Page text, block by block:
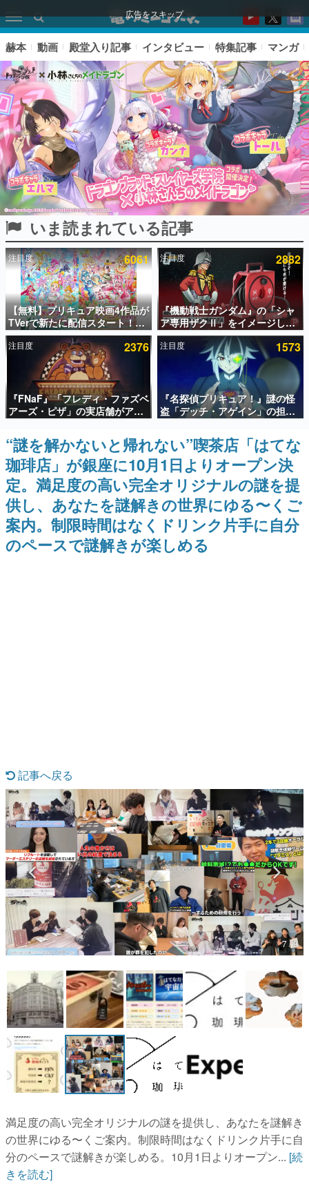
広告をスキップ
ピックアップ
電ファミのいま読まれている記事ランキング
アプリセール情報
インタビュー
連載・特集一覧
殿堂入り記事
SNS拡散数が数千以上！ ページビュー数万以上！ などな
ど。多くの人々に読まれた、電ファミ渾身の“殿堂入り”記
事をまとめました。
ゲームの企画書
名作ゲームクリエイターの方々に製作時のエピソードをお
聞きし、ヒットする企画（ゲーム）とは何か？を探ってい
きます。
赫本
この物語を解いてはいけない。『赫本』は、〈試験問題〉
の形をした短編ホラー小説集です。
新世代に訊く
具体的な形から解き明かしていく、硬派で骨太な評論連載
です。
ゲームが変えた日本語
「経験値」「裏技」「ラスボス」… ゲームにまつわる言葉
の起源や用法の変遷を、コンピューター文化史研究家・タ
イニーP氏が徹底調査。
カテゴリ
特集記事
マンガ
女性向け
アプリレビュー
その他
電ファミニコゲーマーとは？
運営：株式会社マレ
赫本 動画 殿堂入り記事 インタビュー 特集記事 マンガ
いま読まれている記事
注目度 6061
【無料】プリキュア映画4作品が
TVerで新たに配信スタート！な
んと2018年～2024年の映画ほぼ
すべてが見放題に、ぶっちゃけ
ありえないラインナップ
注目度 2882
『機動戦士ガンダム』の「シャ
ア専用ザクⅡ」をイメージした
散水ホースリールが予約開始。
本体にはシャアのパーソナルマ
ークやジオン公国軍のエンブレ
ム、型式番号などを配置
注目度 2376
『FNaF』「フレディ・ファズベ
アーズ・ピザ」の実店舗がアメ
リカの商業施設「American
Dream」に2027年オープン！
ScottGamesとの共同開発、食
事だけでなくステージショーや
没入型のホラー体験も楽しめる
注目度 1573
『名探偵プリキュア！』謎の怪
盗「デッチ・アゲイン」の担当
キャストは天﨑滉平さんと判
明。『Re:ゼロから始める異世
界生活』オットー役、『ヒプノ
シスマイク』山田三郎役など
“謎を解かないと帰れない”喫茶店「はてな
珈琲店」が銀座に10月1日よりオープン決
定。満足度の高い完全オリジナルの謎を提
供し、あなたを謎解きの世界にゆる〜くご
案内。制限時間はなくドリンク片手に自分
のペースで謎解きが楽しめる
記事へ戻る
7 / 9
満足度の高い完全オリジナルの謎を提供し、あなたを謎解き
の世界にゆる〜くご案内。制限時間はなくドリンク片手に自
分のペースで謎解きが楽しめる。10月1日よりオープン... [続
きを読む]